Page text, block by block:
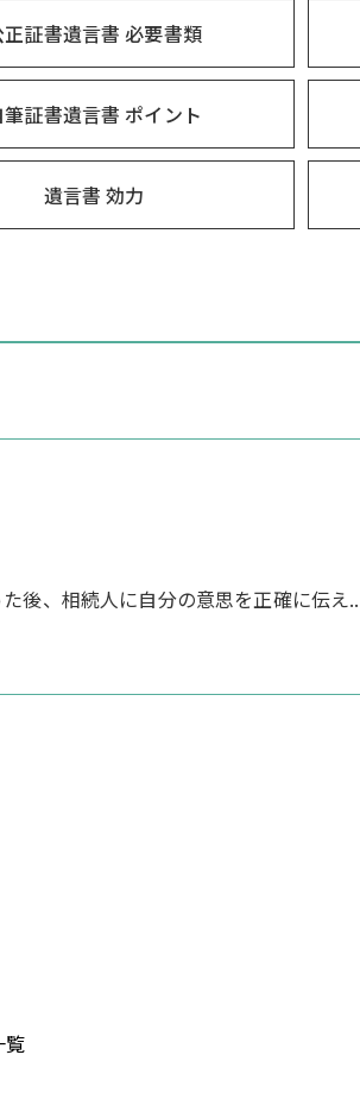
正証書遺言書 必要書類
筆証書遺言書 ポイント
遺言書 効力
後、相続人に自分の意思を正確に伝え
覧